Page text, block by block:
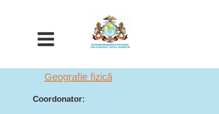
Coordonator:
Geografie fizică